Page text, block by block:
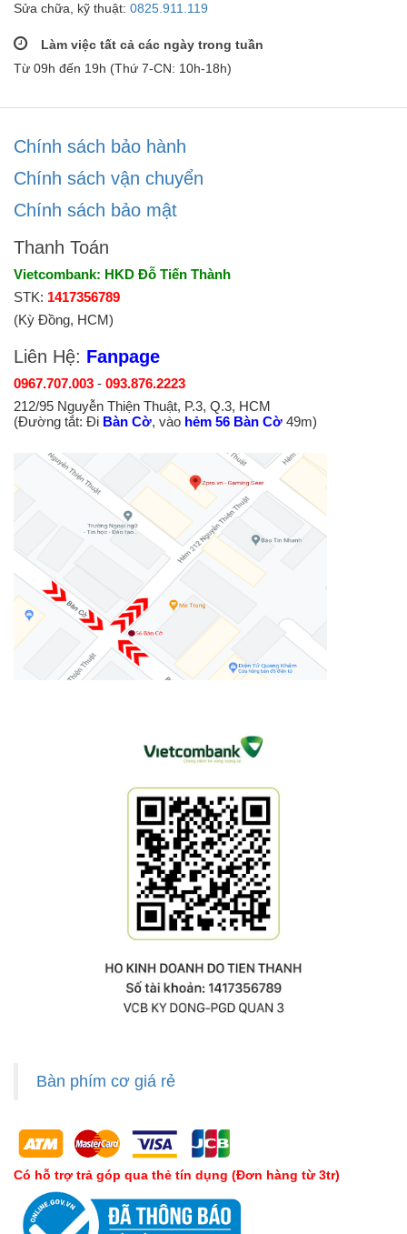
Sửa chữa, kỹ thuật: 0825.911.119
Làm việc tất cả các ngày trong tuần
Từ 09h đến 19h (Thứ 7-CN: 10h-18h)
Chính sách bảo hành
Chính sách vận chuyển
Chính sách bảo mật
Thanh Toán
Vietcombank: HKD Đỗ Tiến Thành
STK: 1417356789
(Kỳ Đồng, HCM)
Liên Hệ: Fanpage
0967.707.003 - 093.876.2223
212/95 Nguyễn Thiện Thuật, P.3, Q.3, HCM
(Đường tắt: Đi Bàn Cờ, vào hẻm 56 Bàn Cờ 49m)
Bàn phím cơ giá rẻ
Có hỗ trợ trả góp qua thẻ tín dụng (Đơn hàng từ 3tr)